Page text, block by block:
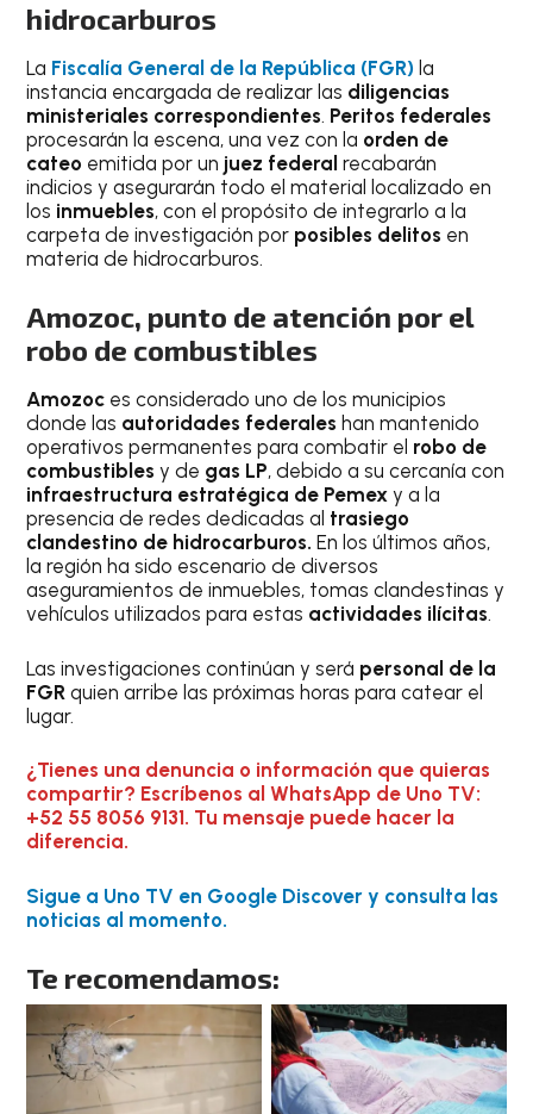
hidrocarburos
La Fiscalía General de la República (FGR) la
instancia encargada de realizar las diligencias
ministeriales correspondientes. Peritos federales
procesarán la escena, una vez con la orden de
cateo emitida por un juez federal recabarán
indicios y asegurarán todo el material localizado en
los inmuebles, con el propósito de integrarlo a la
carpeta de investigación por posibles delitos en
materia de hidrocarburos.
Amozoc, punto de atención por el
robo de combustibles
Amozoc es considerado uno de los municipios
donde las autoridades federales han mantenido
operativos permanentes para combatir el robo de
combustiblesy de gas LP, debido a su cercanía con
infraestructura estratégica de Pemex y a la
presencia de redes dedicadas al trasiego
clandestino de hidrocarburos.En los últimos años,
la región ha sido escenario de diversos
aseguramientos de inmuebles, tomas clandestinas y
vehículos utilizados para estas actividades ilícitas.
Las investigaciones continúan y será personal de la
FGRquien arribe las próximas horas para catear el
lugar.
¿Tienes una denuncia o información que quieras
compartir? Escríbenos al WhatsApp de Uno TV:
+52 55 8056 9131. Tu mensaje puede hacer la
diferencia.
Sigue a Uno TV en Google Discover y consulta las
noticias al momento.
Te recomendamos: